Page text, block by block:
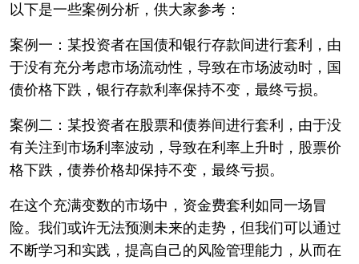
以下是一些案例分析，供大家参考：
案例一：某投资者在国债和银行存款间进行套利，由
于没有充分考虑市场流动性，导致在市场波动时，国
债价格下跌，银行存款利率保持不变，最终亏损。
案例二：某投资者在股票和债券间进行套利，由于没
有关注到市场利率波动，导致在利率上升时，股票价
格下跌，债券价格却保持不变，最终亏损。
在这个充满变数的市场中，资金费套利如同一场冒
险。我们或许无法预测未来的走势，但我们可以通过
不断学习和实践，提高自己的风险管理能力，从而在